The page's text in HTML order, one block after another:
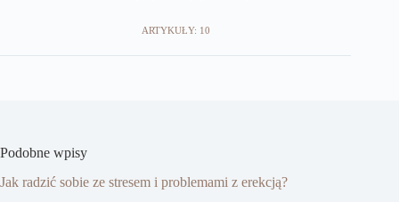
ARTYKUŁY: 10
Podobne wpisy
Jak radzić sobie ze stresem i problemami z erekcją?